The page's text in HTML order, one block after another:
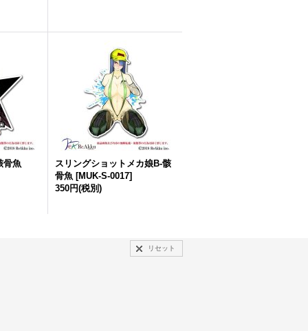
骨魚
スリングショットメカ娘B-骸
骨魚 [MUK-S-0017]
350円(税別)
リセット